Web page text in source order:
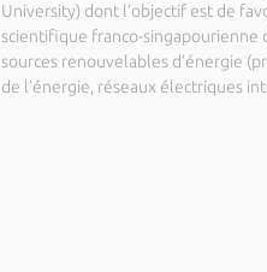
University) dont l’objectif est de
scientifique franco-singapourienne
sources renouvelables d’énergie
de l’énergie, réseaux électriques